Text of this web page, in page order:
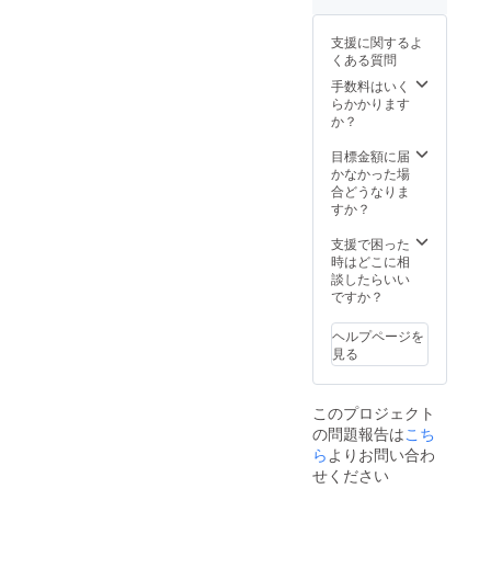
ネタリ
ウムの
投影時
間は約1
時間で
井プラ
ネタリ
ウム開
催有効
は、
2023年
6月から
１年で
らの返
礼品を
天井プ
ラネタ
リウム
実施時
に、普
ルなど
の背の
高い障
害物が
あると
なって
しまう
場合が
ありま
施時に
普通乗
用車１
台（全
㎜×幅
1,840㎜
駐車ス
ペース
が必要
となり
ます ・
タをご
用意頂
けまし
たら掲
載する
できま
す。
・長
文及び
セージ
性のあ
る文書
の掲載
ませ
ん。ご
・政
党名、
政治主
張を含
むも
と同じ
大きさ
です。
ステッ
カー
縦
50mm
x 横
70mm
か所朱
印可能
※表面保
ニール
カバー
付 小さ
いサイ
朱印帳
と同じ
大きさ
です。
テッ
人工衛
星かる
たの
セット
です。
巡る楽
しみ
と、ご
家族や
集まっ
た時に
宇宙を
楽しむ
できる
「人工
衛星か
るた」
セット
です。
（御宙
印帳
縦
支援に関するよ
くある質問
手数料はいく
らかかります
か？
目標金額に届
かなかった場
合どうなりま
すか？
支援で困った
時はどこに相
談したらいい
ですか？
ヘルプページを
見る
このプロジェクト
の問題報告はこち
らよりお問い合わ
せください